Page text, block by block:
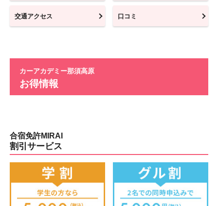
交通アクセス 口コミ
カーアカデミー那須高原
お得情報
合宿免許MIRAI
割引サービス